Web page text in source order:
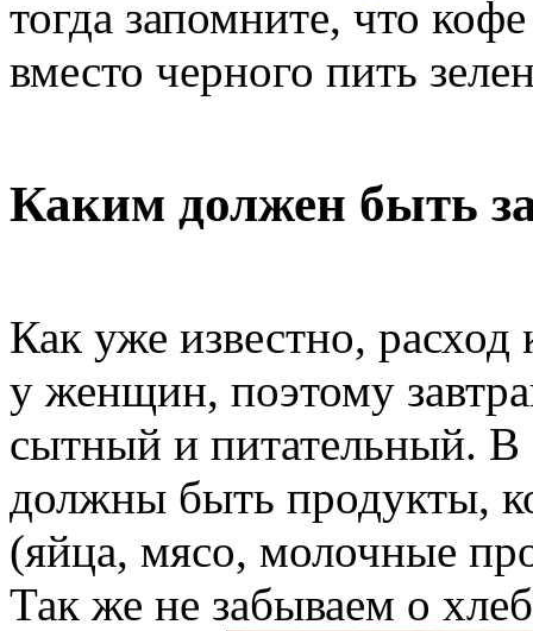
тогда запомните, что
вместо черного пить
Каким должен быть
Как уже известно,
у женщин, поэтому
сытный и питательный.
должны быть продукты,
(яйца, мясо, молочные
Так же не забываем о